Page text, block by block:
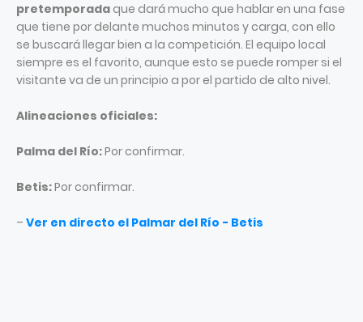
pretemporada que dará mucho que hablar en una fase
que tiene por delante muchos minutos y carga, con ello
se buscará llegar bien a la competición. El equipo local
siempre es el favorito, aunque esto se puede romper si el
visitante va de un principio a por el partido de alto nivel.
Alineaciones oficiales:
Palma del Río:Por confirmar.
Betis:Por confirmar.
– Ver en directo el Palmar del Río - Betis